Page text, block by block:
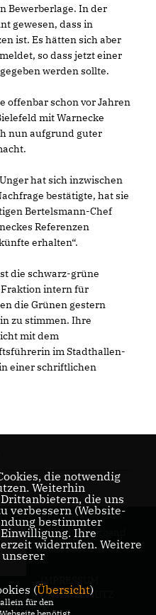
Bewerberlage. In der
gewesen, dass in
ist. Es hätten sich aber
so dass jetzt einer
werden sollte.
offenbar schon vor Jahren
mit Warnecke
nun aufgrund guter
hat sich inzwischen
bestätigte, hat sie
Bertelsmann-Chef
Referenzen
erhalten“.
die schwarz-grüne
intern für
die Grünen gestern
zu stimmen. Ihre
mit dem
im Stadthallen-
einer schriftlichen
CDU-Stadtverband
Gütersloh
DATENSCHUTZ
die notwendig
Weiterhin
die uns
verbessern (Website-
bestimmter
Ihre
widerrufen. Weitere
(Übersicht)
für den